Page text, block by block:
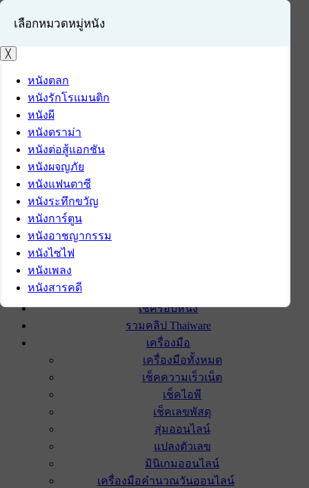
เข้าสู่ระบบ
สมัครสมาชิก
เช็ครอบหนัง
รวมคลิป Thaiware
เครื่องมือ
เครื่องมือทั้งหมด
เช็คความเร็วเน็ต
เช็คไอพี
เช็คเลขพัสดุ
สุ่มออนไลน์
แปลงตัวเลข
มินิเกมออนไลน์
เครื่องมือคำนวณวันออนไลน์
เลือกหมวดหมู่หนัง
╳
หนังตลก
หนังรักโรแมนติก
หนังผี
หนังดราม่า
หนังต่อสู้แอกชัน
หนังผจญภัย
หนังแฟนตาซี
หนังระทึกขวัญ
หนังการ์ตูน
หนังอาชญากรรม
หนังไซไฟ
หนังเพลง
หนังสารคดี